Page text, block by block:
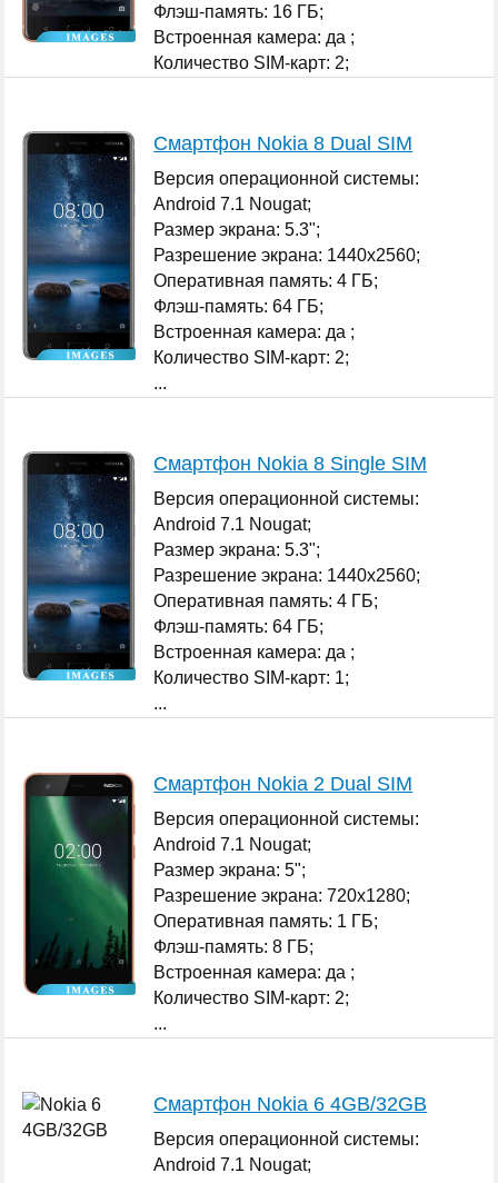
Флэш-память: 16 ГБ;
Встроенная камера: да ;
Количество SIM-карт: 2;
Смартфон Nokia 8 Dual SIM
Версия операционной системы:
Android 7.1 Nougat;
Размер экрана: 5.3";
Разрешение экрана: 1440x2560;
Оперативная память: 4 ГБ;
Флэш-память: 64 ГБ;
Встроенная камера: да ;
Количество SIM-карт: 2;
...
Смартфон Nokia 8 Single SIM
Версия операционной системы:
Android 7.1 Nougat;
Размер экрана: 5.3";
Разрешение экрана: 1440x2560;
Оперативная память: 4 ГБ;
Флэш-память: 64 ГБ;
Встроенная камера: да ;
Количество SIM-карт: 1;
...
Смартфон Nokia 2 Dual SIM
Версия операционной системы:
Android 7.1 Nougat;
Размер экрана: 5";
Разрешение экрана: 720x1280;
Оперативная память: 1 ГБ;
Флэш-память: 8 ГБ;
Встроенная камера: да ;
Количество SIM-карт: 2;
...
Смартфон Nokia 6 4GB/32GB
Версия операционной системы:
Android 7.1 Nougat;